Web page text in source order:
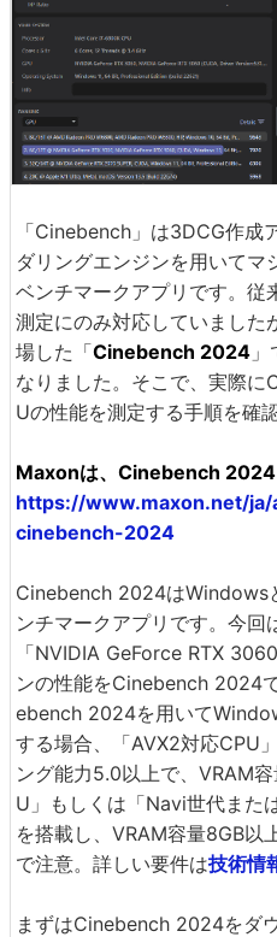
「Cinebench」は3DCG作
ダリングエンジンを用いて
ベンチマークアプリです。
測定にのみ対応していまし
場した「Cinebench 2024
なりました。そこで、実際
Uの性能を測定する手順を確
Maxonは、Cinebench 2024
https://www.maxon.net/
cinebench-2024
Cinebench 2024はWindows
ンチマークアプリです。今
「NVIDIA GeForce RTX
ンの性能をCinebench 2024
ebench 2024を用いて
する場合、「AVX2対応CPU
ング能力5.0以上で、VRAM
U」もしくは「Navi世代また
を搭載し、VRAM容量8GB以
で注意。詳しい要件は技術情
まずはCinebench 2024をダ